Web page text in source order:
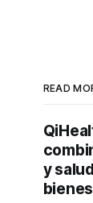
READ
y